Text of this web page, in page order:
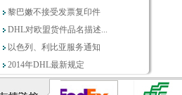
黎巴嫩不接受发票复印件
DHL对欧盟货件品名描述...
以色列、利比亚服务通知
2014年DHL最新规定